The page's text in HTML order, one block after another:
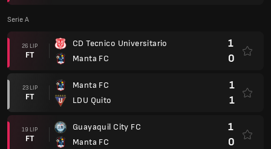
Serie A
26 LIP
FT
CD Tecnico Universitario
Manta FC
1
0
23 LIP
FT
Manta FC
LDU Quito
1
1
19 LIP
FT
Guayaquil City FC
Manta FC
1
0